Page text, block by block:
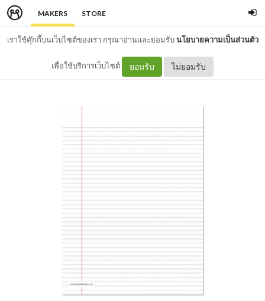
MAKERS STORE
เราใช้คุ๊กกี้บนเว็บไซต์ของเรา กรุณาอ่านและยอมรับนโยบายความเป็นส่วนตัว
เพื่อใช้บริการเว็บไซต์ ยอมรับ ไม่ยอมรับ